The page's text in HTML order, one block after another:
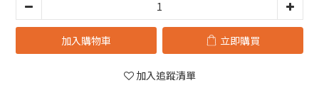
加入購物車 立即購買
加入追蹤清單